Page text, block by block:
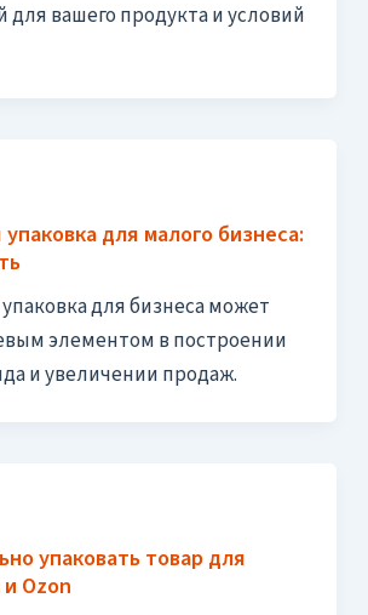
вашего продукта и условий
для малого бизнеса:
для бизнеса может
элементом в построении
и увеличении продаж.
упаковать товар для
Ozon